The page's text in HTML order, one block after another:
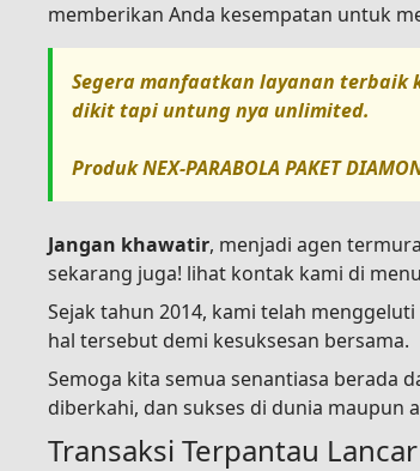
memberikan Anda kesempatan untuk
Segera manfaatkan layanan
dikit tapi untung nya unlimited.
ProdukNEX-PARABOLA PAKET
Jangan khawatir, menjadi agen
sekarang juga! lihat kontak kami di menu
Sejak tahun 2014, kami telah
hal tersebut demi kesuksesan bersama.
Semoga kita semua senantiasa berada
diberkahi, dan sukses di dunia maupun
Transaksi Terpantau